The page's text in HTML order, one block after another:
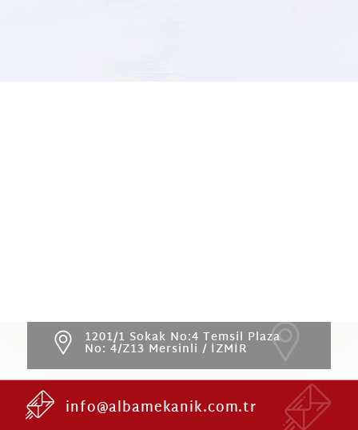
1201/1 Sokak No:4 Temsil Plaza
No: 4/Z13 Mersinli / İZMİR
info@albamekanik.com.tr
HAKKIMIZDA